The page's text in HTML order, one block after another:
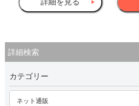
詳細検索
カテゴリー
ネット通販